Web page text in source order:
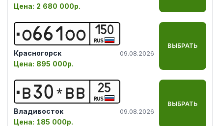
Цена: 2 680 000р.
О661 ОО 150
RUS
Красногорск 09.08.2026
Цена: 895 000р.
ВЫБРАТЬ
В30 * ВВ 25
RUS
Владивосток 09.08.2026
Цена: 185 000р.
ВЫБРАТЬ